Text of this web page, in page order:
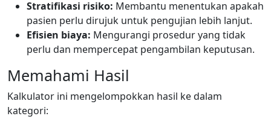
Stratifikasi risiko: Membantu menentukan apakah
pasien perlu dirujuk untuk pengujian lebih lanjut.
Efisien biaya: Mengurangi prosedur yang tidak
perlu dan mempercepat pengambilan keputusan.
Memahami Hasil
Kalkulator ini mengelompokkan hasil ke dalam
kategori: